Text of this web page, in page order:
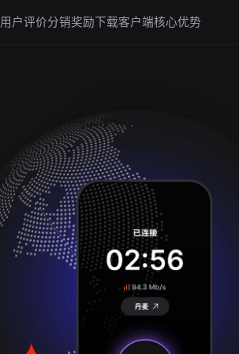
用户评价分销奖励下载客户端核心优势